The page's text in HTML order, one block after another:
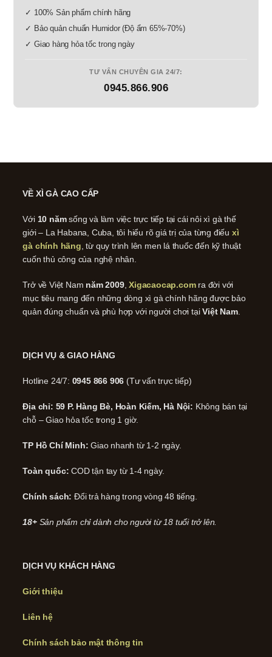
✓ 100% Sản phẩm chính hãng
✓ Bảo quản chuẩn Humidor (Độ ẩm 65%-70%)
✓ Giao hàng hỏa tốc trong ngày
TƯ VẤN CHUYÊN GIA 24/7:
0945.866.906
VỀ XÌ GÀ CAO CẤP
Với 10 nămsống và làm việc trực tiếp tại cái nôi xì gà thế
giới – La Habana, Cuba, tôi hiểu rõ giá trị của từng điếu xì
gà chính hãng , từ quy trình lên men lá thuốc đến kỹ thuật
cuốn thủ công của nghệ nhân.
Trở về Việt Nam năm 2009,Xigacaocap.comra đời với
mục tiêu mang đến những dòng xì gà chính hãng được bảo
quản đúng chuẩn và phù hợp với người chơi tạiViệt Nam.
DỊCH VỤ & GIAO HÀNG
Hotline 24/7: 0945 866 906 (Tư vấn trực tiếp)
Địa chỉ: 59 P. Hàng Bè, Hoàn Kiếm, Hà Nội: Không bán tại
chỗ – Giao hỏa tốc trong 1 giờ.
TP Hồ Chí Minh: Giao nhanh từ 1-2 ngày.
Toàn quốc: COD tận tay từ 1-4 ngày.
Chính sách: Đổi trả hàng trong vòng 48 tiếng.
18+ Sản phẩm chỉ dành cho người từ 18 tuổi trở lên.
DỊCH VỤ KHÁCH HÀNG
Giới thiệu
Liên hệ
Chính sách bảo mật thông tin